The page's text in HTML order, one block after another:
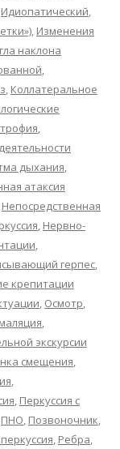
Идиопатический,
, Изменения
наклона
,
, Коллатеральное
,
дыхания,
атаксия
Непосредственная
, Нервно-
,
герпес,
крепитации
, Осмотр,
,
экскурсии
смещения,
,
, Перкуссия с
ПНО, Позвоночник,
, Ребра,